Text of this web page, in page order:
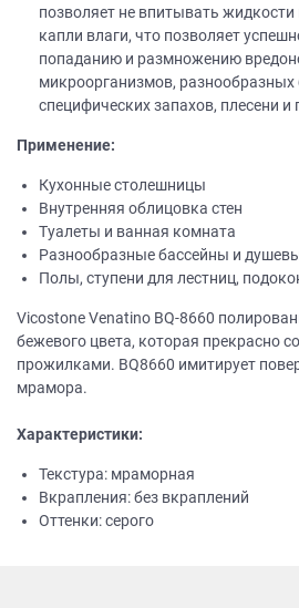
позволяет не впитывать жидкости
капли влаги, что позволяет
попаданию и размножению
микроорганизмов, разнообразных
специфических запахов, плесени и
Применение:
Кухонные столешницы
Внутренняя облицовка стен
Туалеты и ванная комната
Разнообразные бассейны и
Полы, ступени для лестниц,
Vicostone Venatino BQ-8660
бежевого цвета, которая прекрасно
прожилками. BQ8660 имитирует
мрамора.
Характеристики:
Текстура: мраморная
Вкрапления: без вкраплений
Оттенки: серого